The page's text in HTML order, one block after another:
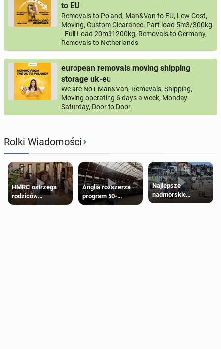
to EU
Removals to Poland, Man&Van to EU, Low Cost,
Moving, Custom Clearance. Part load 5m3/300kg
- Full Load 20m31200kg, Removals to Germany,
Removals to Netherlands
european removals moving shipping
storage uk-eu
We are No1 Man&Van, Removals, Shipping,
Moving operating 6 days a week, Monday-
Saturday, Door to Door.
Rolki Wiadomości›
HMRC ostrzega
rodziców
pobierających Child
Anglia rozszerza
program 50-
procentowych
Najlepsze
nadmorskie
miasteczko blisko